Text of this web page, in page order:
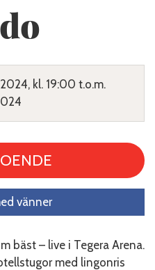
kl. 19:00 t.o.m.
vänner
bäst – live i Tegera Arena.
med lingonris